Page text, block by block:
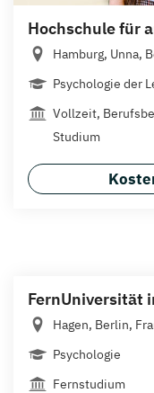
Hochschule für
Hamburg, Unna,
Psychologie der
Vollzeit,
Studium
FernUniversität
Hagen, Berlin,
Psychologie
Fernstudium